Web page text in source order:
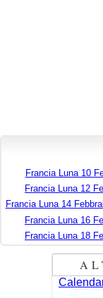
Francia Luna 10
Francia Luna 12
Francia Luna 14
Francia Luna 16
Francia Luna 18